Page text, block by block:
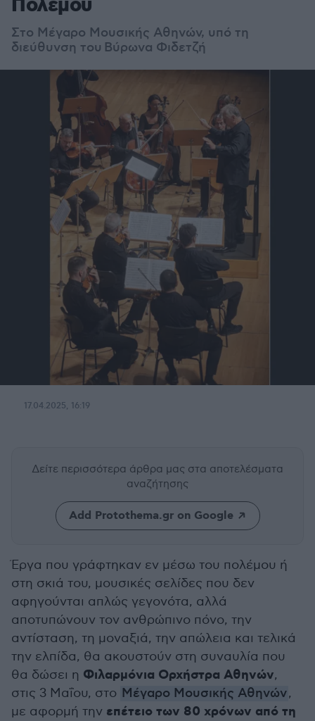
Πολέμου
Στο Μέγαρο Μουσικής Αθηνών, υπό τη
διεύθυνση του Βύρωνα Φιδετζή
17.04.2025, 16:19
Δείτε περισσότερα άρθρα μας στα αποτελέσματα
αναζήτησης
Add Protothema.gr on Google
Έργα που γράφτηκαν εν μέσω του πολέμου ή
στη σκιά του, μουσικές σελίδες που δεν
αφηγούνται απλώς γεγονότα, αλλά
αποτυπώνουν τον ανθρώπινο πόνο, την
αντίσταση, τη μοναξιά, την απώλεια και τελικά
την ελπίδα, θα ακουστούν στη συναυλία που
θα δώσει η Φιλαρμόνια Ορχήστρα Αθηνών,
στις 3 Μαΐου, στο Μέγαρο Μουσικής Αθηνών,
με αφορμή την επέτειο των 80 χρόνων από τη